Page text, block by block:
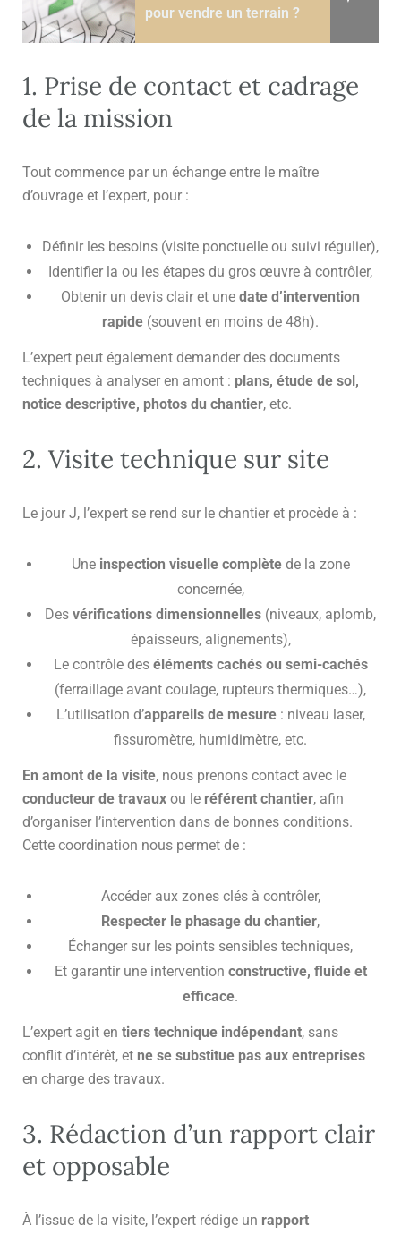
pour vendre un terrain ?
1. Prise de contact et cadrage
de la mission
Tout commence par un échange entre le maître
d’ouvrage et l’expert, pour :
Définir les besoins (visite ponctuelle ou suivi régulier),
Identifier la ou les étapes du gros œuvre à contrôler,
Obtenir un devis clair et une date d’intervention
rapide (souvent en moins de 48h).
L’expert peut également demander des documents
techniques à analyser en amont : plans, étude de sol,
notice descriptive, photos du chantier, etc.
2. Visite technique sur site
Le jour J, l’expert se rend sur le chantier et procède à :
Une inspection visuelle complètede la zone
concernée,
Des vérifications dimensionnelles (niveaux, aplomb,
épaisseurs, alignements),
Le contrôle des éléments cachés ou semi-cachés
(ferraillage avant coulage, rupteurs thermiques…),
L’utilisation d’appareils de mesure: niveau laser,
fissuromètre, humidimètre, etc.
En amont de la visite, nous prenons contact avec le
conducteur de travaux ou le référent chantier, afin
d’organiser l’intervention dans de bonnes conditions.
Cette coordination nous permet de :
Accéder aux zones clés à contrôler,
Respecter le phasage du chantier,
Échanger sur les points sensibles techniques,
Et garantir une intervention constructive, fluide et
efficace.
L’expert agit en tiers technique indépendant, sans
conflit d’intérêt, et ne se substitue pas aux entreprises
en charge des travaux.
3. Rédaction d’un rapport clair
et opposable
À l’issue de la visite, l’expert rédige un rapport